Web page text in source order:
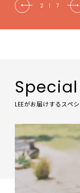
2 | 7
LEEがお届けするスペ